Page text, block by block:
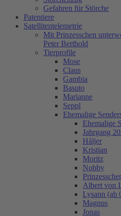
Gefahren für Störche
Patentiere
Satellitentelemetrie
Mit Prinzesschen
Peter Berthold
Tierprofile
Mose
Claus
Gambia
Basuto
Marianne
Seppl
Ehemalige
Ehemalige
Jahrgang
Håljer
Kristian
Moritz
Nobby
Albert von
Lysann (ab
Magnus
Jonas